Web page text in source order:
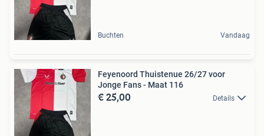
Buchten Vandaag
Feyenoord Thuistenue 26/27 voor
Jonge Fans - Maat 116
€ 25,00 Details